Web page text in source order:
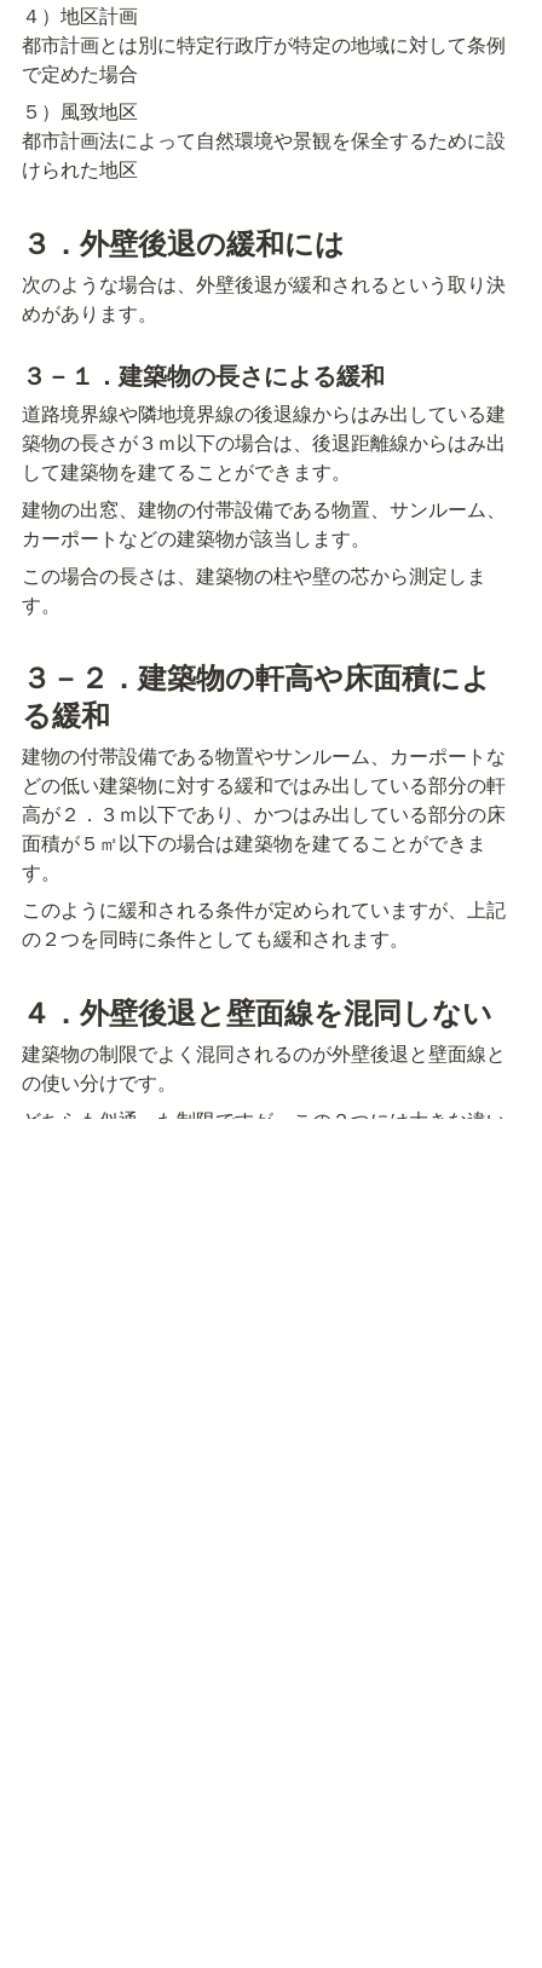
４）地区計画
都市計画とは別に特定行政庁が特定の地域に対して条例
で定めた場合
５）風致地区
都市計画法によって自然環境や景観を保全するために設
けられた地区
３．外壁後退の緩和には
次のような場合は、外壁後退が緩和されるという取り決
めがあります。
３－１．建築物の長さによる緩和
道路境界線や隣地境界線の後退線からはみ出している建
築物の長さが３ｍ以下の場合は、後退距離線からはみ出
して建築物を建てることができます。
建物の出窓、建物の付帯設備である物置、サンルーム、
カーポートなどの建築物が該当します。
この場合の長さは、建築物の柱や壁の芯から測定しま
す。
３－２．建築物の軒高や床面積によ
る緩和
建物の付帯設備である物置やサンルーム、カーポートな
どの低い建築物に対する緩和ではみ出している部分の軒
高が２．３ｍ以下であり、かつはみ出している部分の床
面積が５㎡以下の場合は建築物を建てることができま
す。
このように緩和される条件が定められていますが、上記
の２つを同時に条件としても緩和されます。
４．外壁後退と壁面線を混同しない
建築物の制限でよく混同されるのが外壁後退と壁面線と
の使い分けです。
どちらも似通った制限ですが、この２つには大きな違い